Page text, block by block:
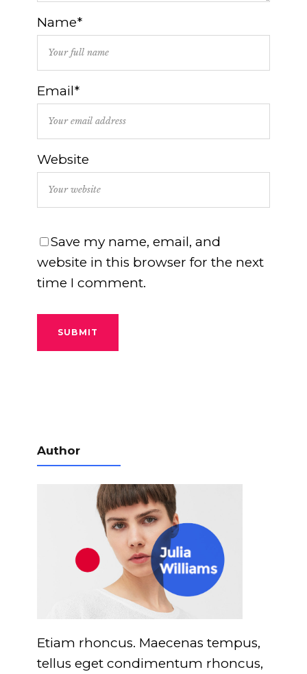
Name*
Email*
Website
Save my name, email, and
website in this browser for the next
time I comment.
Author
Etiam rhoncus. Maecenas tempus,
tellus eget condimentum rhoncus,